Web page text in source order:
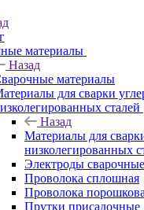
материалы
Назад
материалы
для сварки
сталей
Назад
Материалы для
низколегированных
Электроды сварочные
Проволока сплошная
Проволока
Прутки присадочные